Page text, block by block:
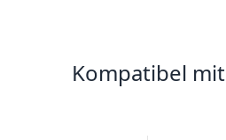
Kompatibel mit